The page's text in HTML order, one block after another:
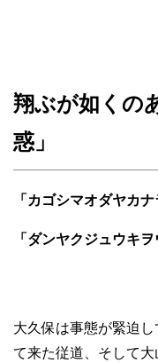
翔ぶが如くの
惑」
「カゴシマオダヤカナ
「ダンヤクジュウキ
大久保は事態が緊迫
て来た従道、そして大